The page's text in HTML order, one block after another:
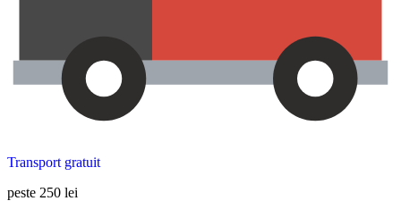
Transport gratuit
peste 250 lei